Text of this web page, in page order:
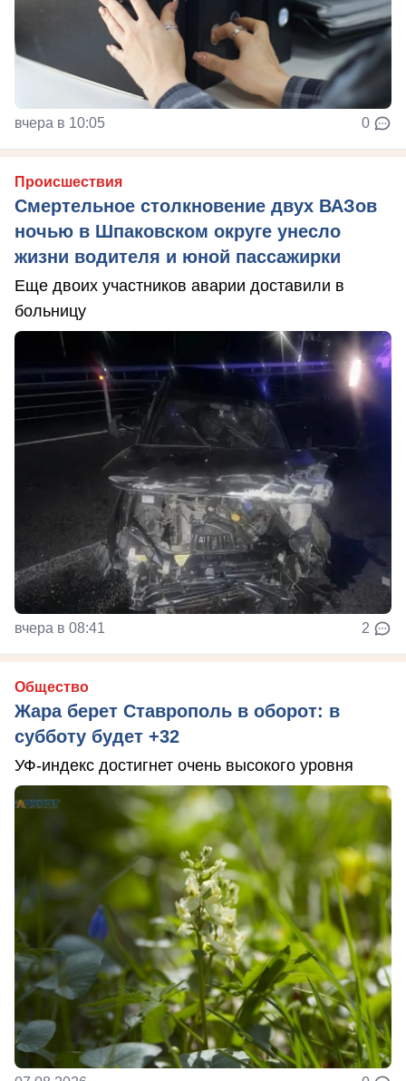
вчера в 10:05 0
Происшествия
Смертельное столкновение двух ВАЗов
ночью в Шпаковском округе унесло
жизни водителя и юной пассажирки
Еще двоих участников аварии доставили в
больницу
вчера в 08:41 2
Общество
Жара берет Ставрополь в оборот: в
субботу будет +32
УФ-индекс достигнет очень высокого уровня